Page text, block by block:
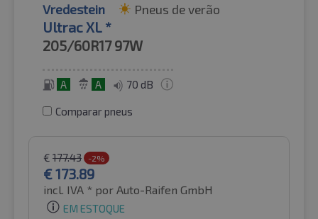
Vredestein Pneus de verão
Ultrac XL *
205/60R17 97W
A A 70 dB
Comparar pneus
€ 177.43 -2%
€173.89
incl. IVA * por Auto-Raifen GmbH
EM ESTOQUE